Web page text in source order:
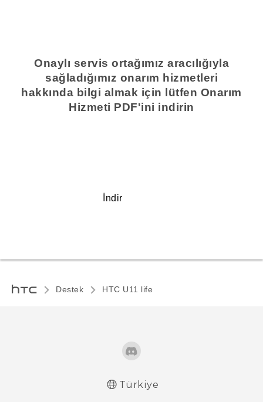
Onaylı servis ortağımız aracılığıyla
sağladığımız onarım hizmetleri
hakkında bilgi almak için lütfen Onarım
Hizmeti PDF'ini indirin
İndir
Destek HTC U11 life‎
Türkiye